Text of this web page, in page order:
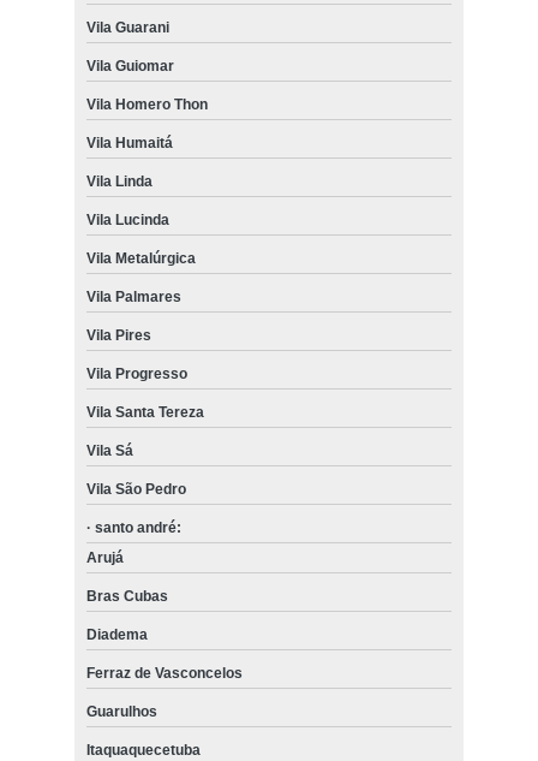
Vila Guarani
Vila Guiomar
Vila Homero Thon
Vila Humaitá
Vila Linda
Vila Lucinda
Vila Metalúrgica
Vila Palmares
Vila Pires
Vila Progresso
Vila Santa Tereza
Vila Sá
Vila São Pedro
· santo andré:
Arujá
Bras Cubas
Diadema
Ferraz de Vasconcelos
Guarulhos
Itaquaquecetuba